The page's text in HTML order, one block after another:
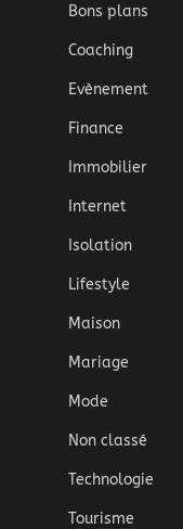
Bons plans
Coaching
Evènement
Finance
Immobilier
Internet
Isolation
Lifestyle
Maison
Mariage
Mode
Non classé
Technologie
Tourisme